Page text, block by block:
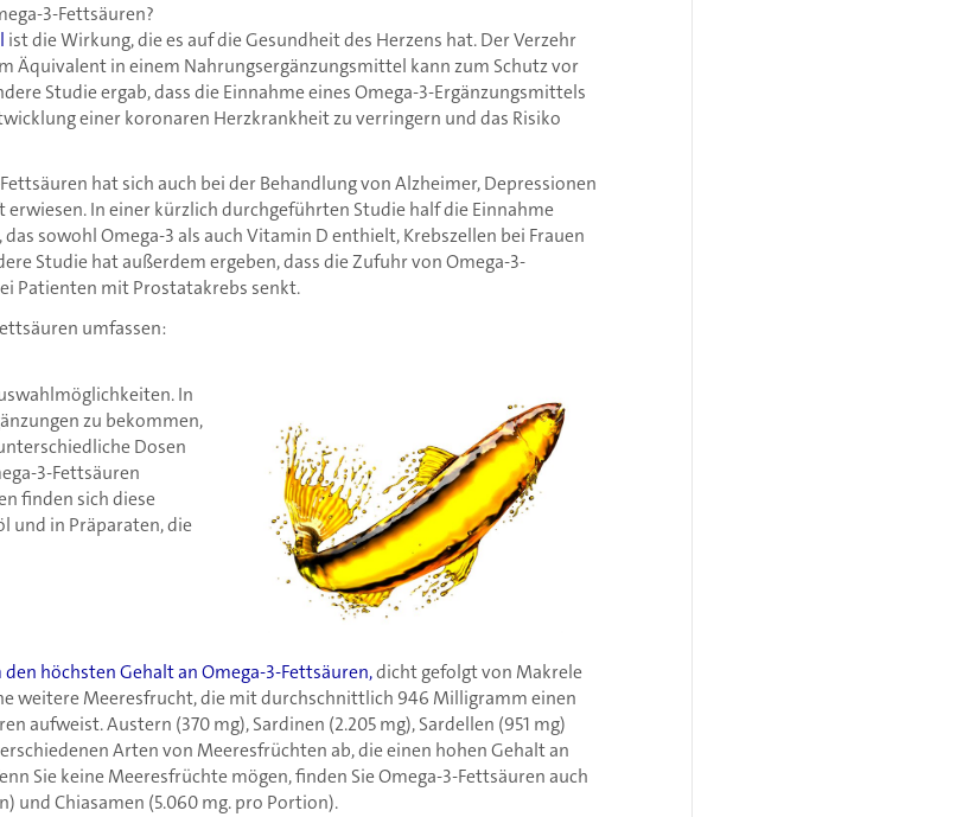
3-Fettsäuren?
ist die Wirkung, die es auf die Gesundheit des Herzens hat. Der Verzehr
Äquivalent in einem Nahrungsergänzungsmittel kann zum Schutz vor
Studie ergab, dass die Einnahme eines Omega-3-Ergänzungsmittels
einer koronaren Herzkrankheit zu verringern und das Risiko
hat sich auch bei der Behandlung von Alzheimer, Depressionen
In einer kürzlich durchgeführten Studie half die Einnahme
sowohl Omega-3 als auch Vitamin D enthielt, Krebszellen bei Frauen
Studie hat außerdem ergeben, dass die Zufuhr von Omega-3-
Patienten mit Prostatakrebs senkt.
umfassen:
In
zu bekommen,
Dosen
3-Fettsäuren
finden sich diese
und in Präparaten, die
höchsten Gehalt an Omega-3-Fettsäuren,dicht gefolgt von Makrele
weitere Meeresfrucht, die mit durchschnittlich 946 Milligramm einen
aufweist. Austern (370 mg), Sardinen (2.205 mg), Sardellen (951 mg)
Arten von Meeresfrüchten ab, die einen hohen Gehalt an
Sie keine Meeresfrüchte mögen, finden Sie Omega-3-Fettsäuren auch
und Chiasamen (5.060 mg. pro Portion).